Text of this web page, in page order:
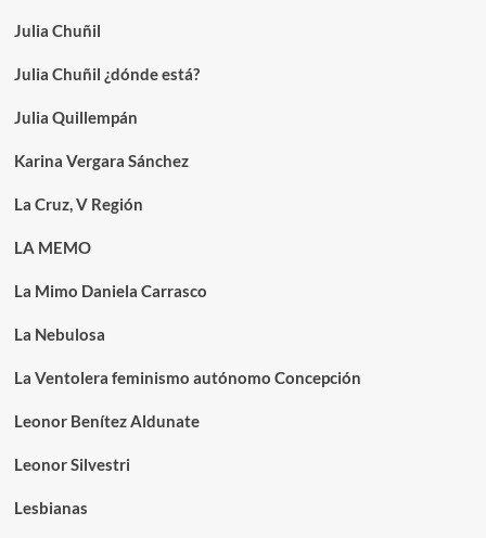
Julia Chuñil
Julia Chuñil ¿dónde está?
Julia Quillempán
Karina Vergara Sánchez
La Cruz, V Región
LA MEMO
La Mimo Daniela Carrasco
La Nebulosa
La Ventolera feminismo autónomo Concepción
Leonor Benítez Aldunate
Leonor Silvestri
Lesbianas